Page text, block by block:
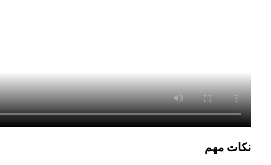
نکات مهم